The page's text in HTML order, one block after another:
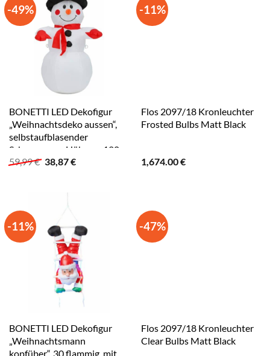
-49%
BONETTI LED Dekofigur
„Weihnachtsdeko aussen“,
selbstaufblasender
Schneemann, Höhe ca. 120
cm bunt
59,99€ Ursprünglicher
38,87€Aktueller
-11%
Flos 2097/18 Kronleuchter
Frosted Bulbs Matt Black
1,674.00€
-11%
BONETTI LED Dekofigur
„Weihnachtsmann
kopfüber“, 30 flammig, mit
-47%
Flos 2097/18 Kronleuchter
Clear Bulbs Matt Black